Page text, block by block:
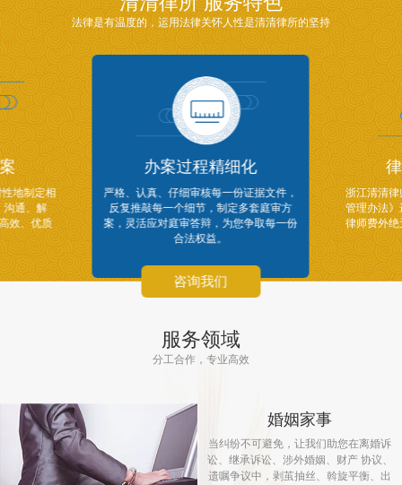
法律是有温度的，运用法律关怀人性是清清律所的坚持
地制定相
沟通、解
效、优质
办案过程精细化
严格、认真、仔细审核每一份证据文件，
反复推敲每一个细节，制定多套庭审方
案，灵活应对庭审答辩，为您争取每一份
合法权益。
咨询我们
浙江清清
管理办法
律师费外
服务领域
分工合作，专业高效
婚姻家事
当纠纷不可避免，让我们助您在离婚诉
讼、继承诉讼、涉外婚姻、财产 协议、
遗嘱争议中，剥茧抽丝、斡旋平衡、出